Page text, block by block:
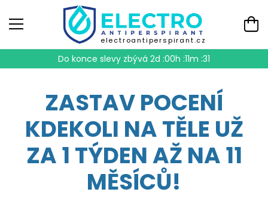
electroantiperspirant.cz
Do konce slevy zbývá 2d :00h :11m :30
ZASTAV POCENÍ
KDEKOLI NA TĚLE UŽ
ZA 1 TÝDEN AŽ NA 11
MĚSÍCŮ!